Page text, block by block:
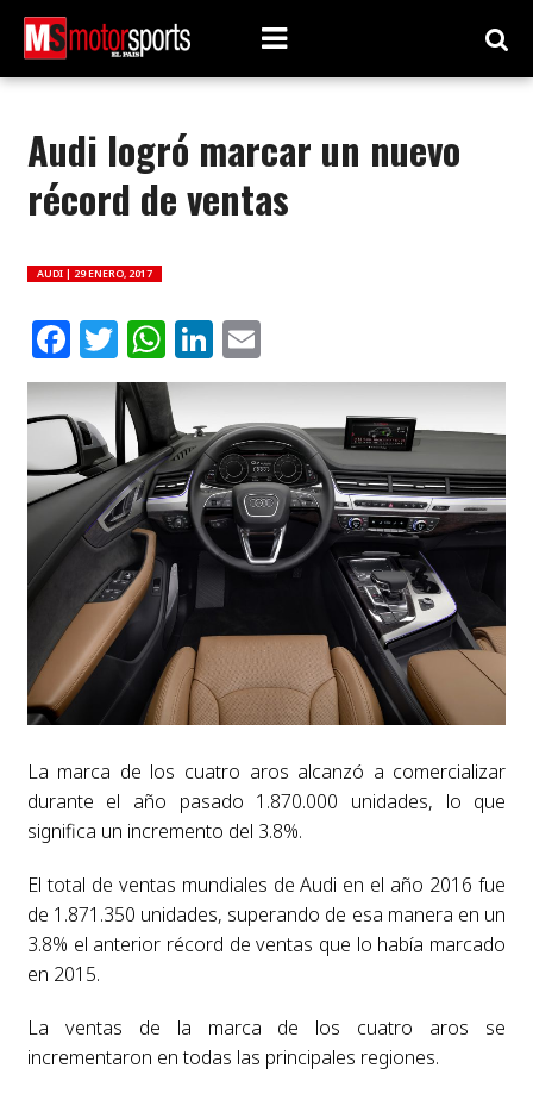
Audi logró marcar un nuevo
récord de ventas
AUDI | 29 ENERO, 2017
Facebook
Twitter
WhatsApp
LinkedIn
Email
La marca de los cuatro aros alcanzó a comercializar
durante el año pasado 1.870.000 unidades, lo que
significa un incremento del 3.8%.
El total de ventas mundiales de Audi en el año 2016 fue
de 1.871.350 unidades, superando de esa manera en un
3.8% el anterior récord de ventas que lo había marcado
en 2015.
La ventas de la marca de los cuatro aros se
incrementaron en todas las principales regiones.